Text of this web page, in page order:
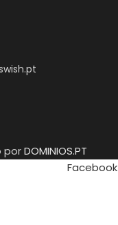
porDOMINIOS.PT
Facebook